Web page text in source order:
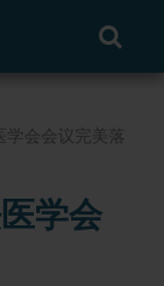
学会会议完美落
学会